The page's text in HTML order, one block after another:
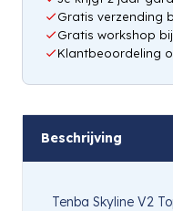
Gratis verzending
Gratis workshop
Klantbeoordeling
Beschrijving
Tenba Skyline V2